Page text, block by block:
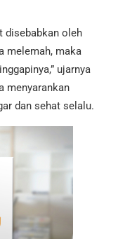
disebabkan oleh
melemah, maka
ujarnya
menyarankan
dan sehat selalu.